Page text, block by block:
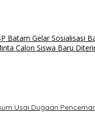
Batam Gelar Sosialisasi
Calon Siswa Baru
Usai Dugaan